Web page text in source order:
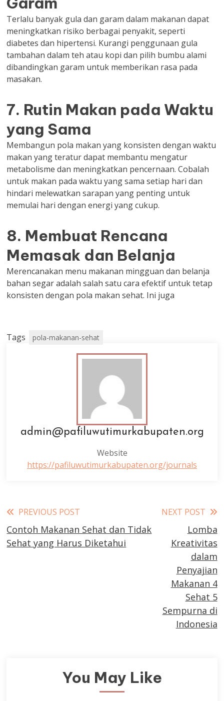
Terlalu banyak gula dan garam dalam makanan dapat
meningkatkan risiko berbagai penyakit, seperti
diabetes dan hipertensi. Kurangi penggunaan gula
tambahan dalam teh atau kopi dan pilih bumbu alami
dibandingkan garam untuk memberikan rasa pada
masakan.
7. Rutin Makan pada Waktu
yang Sama
Membangun pola makan yang konsisten dengan waktu
makan yang teratur dapat membantu mengatur
metabolisme dan meningkatkan pencernaan. Cobalah
untuk makan pada waktu yang sama setiap hari dan
hindari melewatkan sarapan yang penting untuk
memulai hari dengan energi yang cukup.
8. Membuat Rencana
Memasak dan Belanja
Merencanakan menu makanan mingguan dan belanja
bahan segar adalah salah satu cara efektif untuk tetap
konsisten dengan pola makan sehat. Ini juga
Tags pola-makanan-sehat
admin@pafiluwutimurkabupaten.org
Website
https://pafiluwutimurkabupaten.org/journals
Read
more
articles
PREVIOUS POST
Contoh Makanan Sehat dan Tidak
Sehat yang Harus Diketahui
NEXT POST
Lomba
Kreativitas
dalam
Penyajian
Makanan 4
Sehat 5
Sempurna di
Indonesia
You May Like